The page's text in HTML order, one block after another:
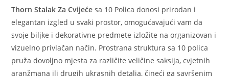
Thorn Stalak Za Cvijeće sa 10 Polica donosi prirodan i
elegantan izgled u svaki prostor, omogućavajući vam da
svoje biljke i dekorativne predmete izložite na organizovan i
vizuelno privlačan način. Prostrana struktura sa 10 polica
pruža dovoljno mjesta za različite veličine saksija, cvjetnih
aranžmana ili drugih ukrasnih detalja, čineći ga savršenim